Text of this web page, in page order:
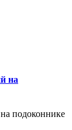
на
подоконнике